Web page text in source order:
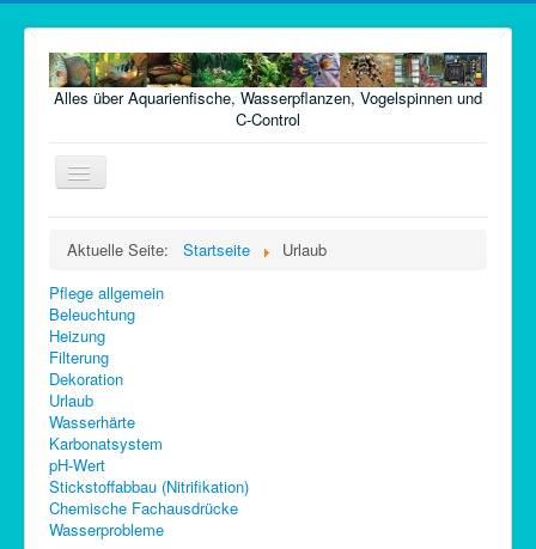
Alles über Aquarienfische, Wasserpflanzen, Vogelspinnen und
C-Control
Navigation
Pflanzen
Futter
Technik
Krankheiten
Vogelspinnen
Argentinische Waldschaben
Aktuelle Seite: Startseite
Urlaub
Pflege allgemein
Beleuchtung
Heizung
Filterung
Dekoration
Urlaub
Wasserhärte
Karbonatsystem
pH-Wert
Stickstoffabbau (Nitrifikation)
Chemische Fachausdrücke
Wasserprobleme